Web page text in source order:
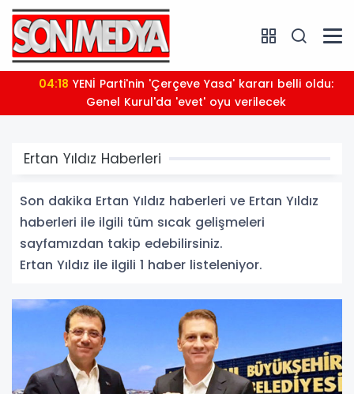
04:18YENİ Parti'nin 'Çerçeve Yasa' kararı belli oldu:
Genel Kurul'da 'evet' oyu verilecek
Ertan Yıldız Haberleri
Son dakika Ertan Yıldız haberleri ve Ertan Yıldız
haberleri ile ilgili tüm sıcak gelişmeleri
sayfamızdan takip edebilirsiniz.
Ertan Yıldız ile ilgili 1 haber listeleniyor.